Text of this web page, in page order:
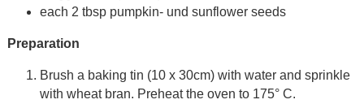
each 2 tbsp pumpkin- und sunflower seeds
Preparation
Brush a baking tin (10 x 30cm) with water and sprinkle
with wheat bran. Preheat the oven to 175° C.